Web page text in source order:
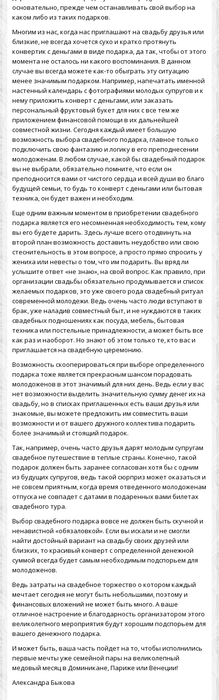
основательно, прежде чем останавливать свой выбор на
каком либо из таких подарков.
Многим из нас, когда нас приглашают на свадьбу друзья или
близкие, не всегда хочется сухо и кратко протянуть
конвертик с деньгами в виде подарка, да так, чтобы от этого
момента не осталось ни какого воспоминания. В данном
случае вы всегда можете как-то обыграть эту ситуацию
менее значимым подарком. Например, напечатать именной
настенный календарь с фотографиями молодых супругов и к
нему приложить конверт с деньгами, или заказать
персональный фруктовый букет для них с все тем же
приложением финансовой помощи в их дальнейшей
совместной жизни. Сегодня каждый имеет большую
возможность выбора свадебного подарка, главное только
подключить свою фантазию и логику в его преподнесении
молодоженам. В любом случае, какой бы свадебный подарок
вы не выбрали, обязательно помните, что если он
преподносится вами от чистого сердца и всей души во благо
будущей семьи, то будь то конверт с деньгами или бытовая
техника, он будет важен и необходим.
Еще одним важным моментом в приобретении свадебного
подарка является его несомненная необходимость тем, кому
вы его будете дарить. Здесь лучше всего отодвинуть на
второй план возможность доставить неудобство или свою
стеснительность в этом вопросе, а просто прямо спросить у
жениха или невесты о том, что им подарить. Вы вряд ли
услышите ответ «не знаю», на свой вопрос. Как правило, при
организации свадьбы обязательно продумывается и список
желаемых подарков, это уже своего рода свадебный ритуал
современной молодежи. Ведь очень часто люди вступают в
брак, уже наладив совместный быт, и не нуждаются в таких
свадебных подношениях как посуда, мебель, бытовая
техника или постельные принадлежности, а может быть все
как раз и наоборот. Но знают об этом только те, кто вас и
приглашается на свадебную церемонию.
Возможность скооперироваться при выборе определенного
подарка тоже является прекрасным шансом порадовать
молодоженов в этот значимый для них день. Ведь если у вас
нет возможности выделить значительную сумму денег их на
свадьбу, но в списках приглашенных есть ваши друзья или
знакомые, вы можете предложить им совместить ваши
возможности и от вашего дружного коллектива подарить
более значимый и стоящий подарок.
Так, например, очень часто друзья дарят молодым супругам
свадебное путешествие в теплые страны. Конечно, такой
подарок должен быть заранее согласован хотя бы с одним
из будущих супругов, ведь такой сюрприз может оказаться и
не совсем приятным, когда время отведенного молодоженам
отпуска не совпадет с датами в подаренных вами билетах
свадебного тура.
Выбор свадебного подарка вовсе не должен быть скучной и
ненавистной «обязаловкой». Если вы искали и не смогли
найти достойный вариант на свадьбу своих друзей или
близких, то красивый конверт с определенной денежной
суммой всегда будет самым необходимым подспорьем для
молодоженов.
Ведь затраты на свадебное торжество о котором каждый
мечтает сегодня не могут быть небольшими, поэтому и
финансовых вложений не может быть много. А ваше
отличное настроение и благодарность организатором этого
великолепного мероприятия будут хорошим подспорьем для
вашего денежного подарка.
И может быть, ваша часть пойдет на то, чтобы исполнились
первые мечты уже семейной пары на великолепный
медовый месяц в Доминикане, Париже или Венеции!
Александра Быкова